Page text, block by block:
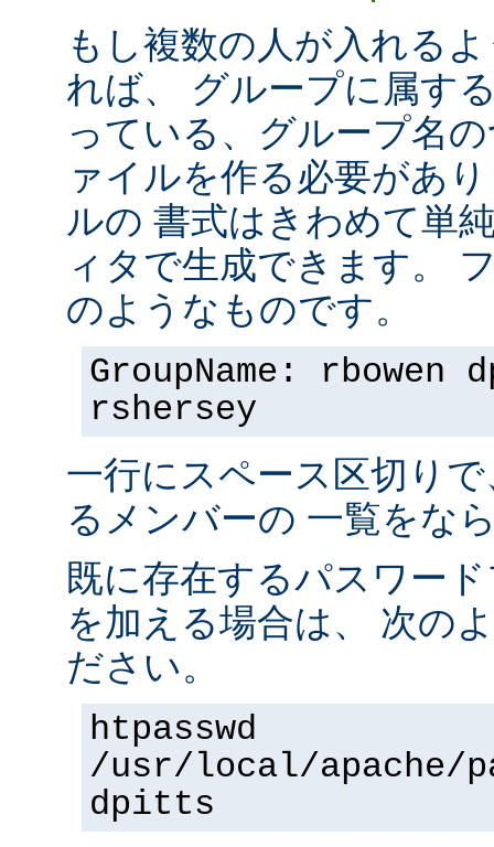
もし複数の人が入れる
れば、 グループに属す
っている、グループ名
ァイルを作る必要があ
ルの 書式はきわめて単
ィタで生成できます。
のようなものです。
GroupName: rbowen
rshersey
一行にスペース区切り
るメンバーの 一覧をな
既に存在するパスワー
を加える場合は、 次の
ださい。
htpasswd
/usr/local/apache/
dpitts